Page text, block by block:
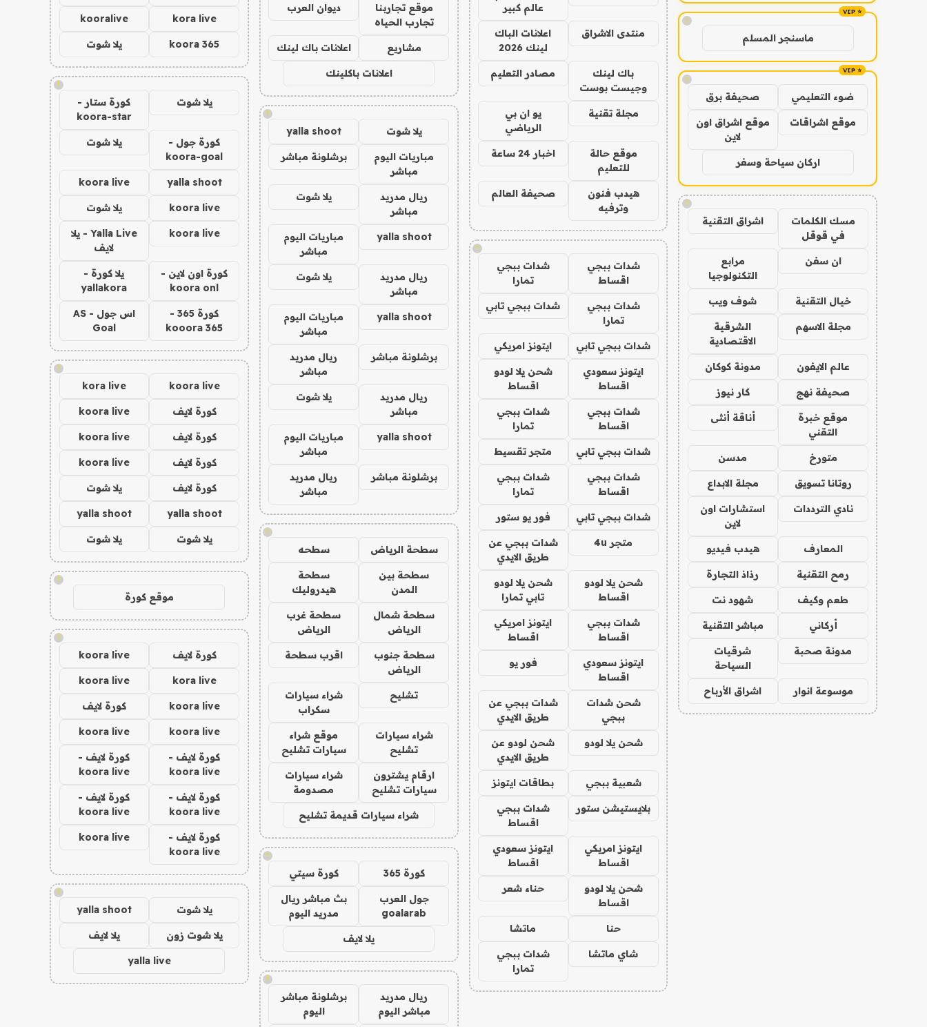
!
ماسنجر المسلم
!
ضوء التعليمي صحيفة برق
موقع اشراقات
موقع اشراق اون
لاين
اركان سياحة وسفر
!
مسك الكلمات
في قوقل
اشراق التقنية
ان سفن
مرابع
التكنولوجيا
خيال التقنية شوف ويب
مجلة الاسهم
الشرقية
الاقتصادية
عالم الايفون مدونة كوكان
صحيفة نهج كار نيوز
موقع خبرة
التقني
أناقة أنثى
متورخ مدسن
روتانا تسويق مجلة الابداع
نادي الترددات
استشارات اون
لاين
المعارف هيدب فيديو
رمح التقنية رذاذ التجارة
طعم وكيف شهود نت
أركاني مباشر التقنية
مدونة صحبة
شرقيات
السياحة
موسوعة انوار اشراق الأرباح
عالم كبير
منتدى الاشراق
اعلانات الباك
لينك 2026
باك لينك
وجيست بوست
مصادر التعليم
مجلة تقنية
يو ان بي
الرياضي
موقع حالة
للتعليم
اخبار 24 ساعة
هيدب فنون
وترفيه
صحيفة العالم
!
شدات ببجي
اقساط
شدات ببجي
تمارا
شدات ببجي
تمارا
شدات ببجي تابي
شدات ببجي تابي ايتونز امريكي
ايتونز سعودي
اقساط
شحن يلا لودو
اقساط
شدات ببجي
اقساط
شدات ببجي
تمارا
شدات ببجي تابي متجر تقسيط
شدات ببجي
اقساط
شدات ببجي
تمارا
شدات ببجي تابي فور يو ستور
متجر 4u
شدات ببجي عن
طريق الايدي
شحن يلا لودو
اقساط
شحن يلا لودو
تابي تمارا
شدات ببجي
اقساط
ايتونز امريكي
اقساط
ايتونز سعودي
اقساط
فور يو
شحن شدات
ببجي
شدات ببجي عن
طريق الايدي
شحن يلا لودو
شحن لودو عن
طريق الايدي
شعبية ببجي بطاقات ايتونز
بلايستيشن ستور
شدات ببجي
اقساط
ايتونز امريكي
اقساط
ايتونز سعودي
اقساط
شحن يلا لودو
اقساط
حناء شعر
حنا ماتشا
شاي ماتشا
شدات ببجي
تمارا
موقع تجاربنا
تجارب الحياه
ديوان العرب
مشاريع اعلانات باك لينك
اعلانات باكلينك
!
يلا شوت yalla shoot
مباريات اليوم
مباشر
برشلونة مباشر
ريال مدريد
مباشر
يلا شوت
yalla shoot
مباريات اليوم
مباشر
ريال مدريد
مباشر
يلا شوت
yalla shoot
مباريات اليوم
مباشر
برشلونة مباشر
ريال مدريد
مباشر
ريال مدريد
مباشر
يلا شوت
yalla shoot
مباريات اليوم
مباشر
برشلونة مباشر
ريال مدريد
مباشر
!
سطحة الرياض سطحه
سطحة بين
المدن
سطحة
هيدروليك
سطحة شمال
الرياض
سطحة غرب
الرياض
سطحة جنوب
الرياض
اقرب سطحة
تشليح
شراء سيارات
سكراب
شراء سيارات
تشليح
موقع شراء
سيارات تشليح
ارقام يشترون
سيارات تشليح
شراء سيارات
مصدومة
شراء سيارات قديمة تشليح
!
كورة 365 كورة سيتي
جول العرب
goalarab
بث مباشر ريال
مدريد اليوم
يلا لايف
!
ريال مدريد
مباشر اليوم
برشلونة مباشر
اليوم
kora live
kooralive
koora 365 يلا شوت
!
يلا شوت
كورة ستار -
koora-star
كورة جول -
koora-goal
يلا شوت
yalla shoot
koora live
koora live يلا شوت
koora live
Yalla Live - يلا
لايف
كورة اون لاين -
koora onl
يلا كورة -
yallakora
كورة 365 -
kooora 365
اس جول - AS
Goal
!
koora live
kora live
كورة لايف koora live
كورة لايف koora live
كورة لايف koora live
كورة لايف يلا شوت
yalla shoot
yalla shoot
يلا شوت يلا شوت
!
موقع كورة
!
كورة لايف koora live
kora live
koora live
koora live كورة لايف
koora live
koora live
كورة لايف -
koora live
كورة لايف -
koora live
كورة لايف -
koora live
كورة لايف -
koora live
كورة لايف -
koora live
koora live
!
يلا شوت yalla shoot
يلا شوت زون يلا لايف
yalla live